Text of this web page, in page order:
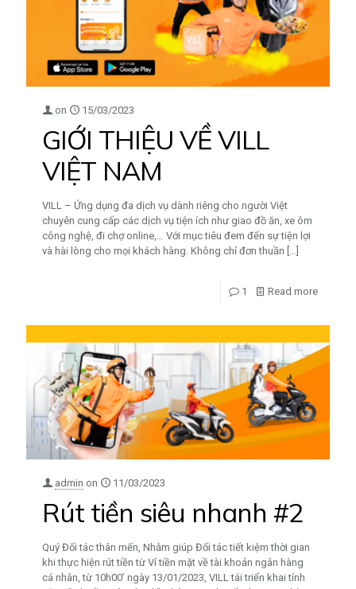
on 15/03/2023
GIỚI THIỆU VỀ VILL
VIỆT NAM
VILL – Ứng dụng đa dịch vụ dành riêng cho người Việt
chuyên cung cấp các dịch vụ tiện ích như giao đồ ăn, xe ôm
công nghệ, đi chợ online,… Với mục tiêu đem đến sự tiện lợi
và hài lòng cho mọi khách hàng. Không chỉ đơn thuần
1 Read more
admin on 11/03/2023
Rút tiền siêu nhanh #2
Quý Đối tác thân mến, Nhằm giúp Đối tác tiết kiệm thời gian
khi thực hiện rút tiền từ Ví tiền mặt về tài khoản ngân hàng
cá nhân, từ 10h00’ ngày 13/01/2023, VILL tái triển khai tính